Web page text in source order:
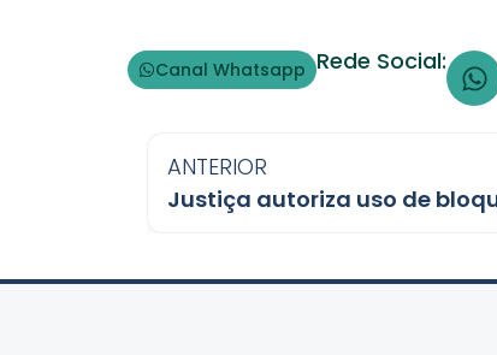
Canal Whatsapp Rede Social:
ANTERIOR